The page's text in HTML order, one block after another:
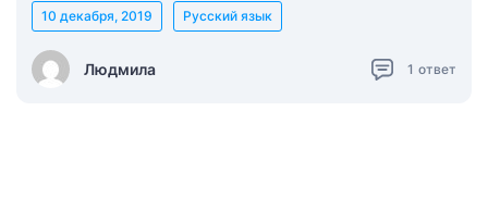
Людмила
10 декабря, 2019 Русский язык
1 ответ